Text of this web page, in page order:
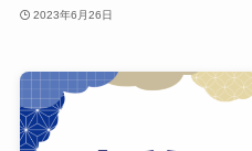
2023年6月26日